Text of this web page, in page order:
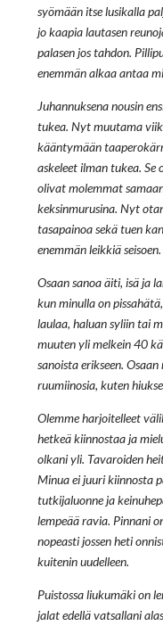
syömään itse lusikalla
jo kaapia lautasen
palasen jos tahdon.
enemmän alkaa antaa
Juhannuksena nousin
tukea. Nyt muutama
kääntymään
askeleet ilman tukea.
olivat molemmat
keksinmurusina. Nyt
tasapainoa sekä tuen
enemmän leikkiä seisoen.
Osaan sanoa äiti, isä ja
kun minulla on
laulaa, haluan syliin tai
muuten yli melkein 40
sanoista erikseen.
ruumiinosia, kuten
Olemme harjoitelleet
hetkeä kiinnostaa ja
olkani yli. Tavaroiden
Minua ei juuri kiinnosta
tutkijaluonne ja
lempeää ravia. Pinnani
nopeasti jossen heti
kuitenin uudelleen.
Puistossa liukumäki on
jalat edellä vatsallani